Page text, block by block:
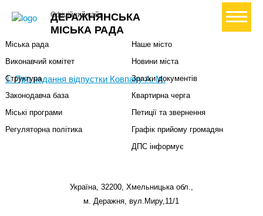
ДЕРАЖНЯНСЬКА
МІСЬКА РАДА
Офіційний сайт+ Створити петицію
1. Про надання відпустки Ковпаку А. М.
Міський голова
Міська рада
Виконавчий комітет
Структура
Законодавча база
Міські програми
Регуляторна політика
Наше місто
Новини міста
Зразки документів
Квартирна черга
Петиції та звернення
Графік прийому громадян
ДПС інформує
Україна, 32200, Хмельницька обл.,
м. Деражня, вул.Миру,11/1